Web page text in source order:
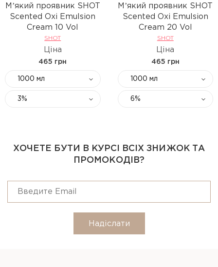
Мʼякий проявник SHOT
Scented Oxi Emulsion
Cream 10 Vol
SHOT
Ціна
465 грн
1000 мл
3%
Мʼякий проявник SHOT
Scented Oxi Emulsion
Cream 20 Vol
SHOT
Ціна
465 грн
1000 мл
6%
ХОЧЕТЕ БУТИ В КУРСІ ВСІХ ЗНИЖОК ТА
ПРОМОКОДІВ?
Надіслати